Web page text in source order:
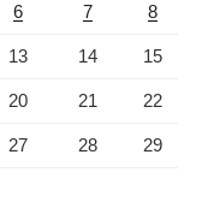
6 7 8
13 14 15
20 21 22
27 28 29